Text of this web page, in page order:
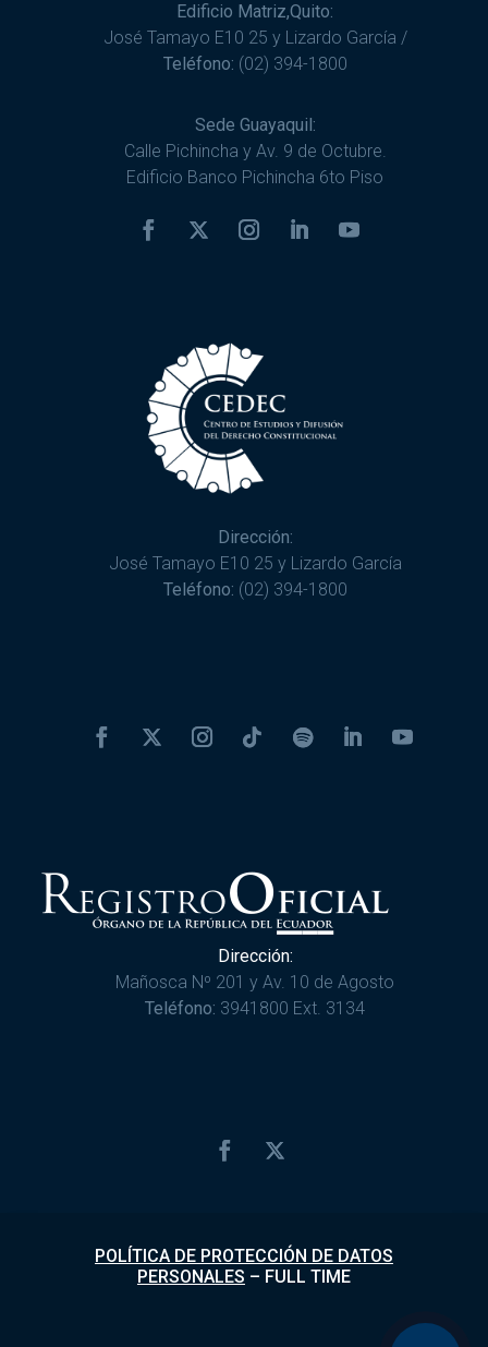
Edificio Matriz,Quito:
José Tamayo E10 25 y Lizardo García /
Teléfono: (02) 394-1800
Sede Guayaquil:
Calle Pichincha y Av. 9 de Octubre.
Edificio Banco Pichincha 6to Piso
Dirección:
José Tamayo E10 25 y Lizardo García
Teléfono: (02) 394-1800
Dirección:
Mañosca Nº 201 y Av. 10 de Agosto
Teléfono: 3941800 Ext. 3134
POLÍTICA DE PROTECCIÓN DE DATOS
PERSONALES – FULL TIME